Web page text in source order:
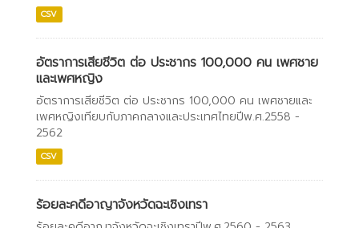
CSV
อัตราการเสียชีวิต ต่อ ประชากร 100,000 คน เพศชาย
และเพศหญิง
อัตราการเสียชีวิต ต่อ ประชากร 100,000 คน เพศชายและ
เพศหญิงเทียบกับภาคกลางและประเทศไทยปีพ.ศ.2558 -
2562
CSV
ร้อยละคดีอาญาจังหวัดฉะเชิงเทรา